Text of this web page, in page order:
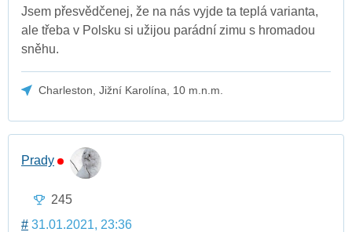
Jsem přesvědčenej, že na nás vyjde ta teplá varianta,
ale třeba v Polsku si užijou parádní zimu s hromadou
sněhu.
Charleston, Jižní Karolína, 10 m.n.m.
Prady
245
# 31.01.2021, 23:36